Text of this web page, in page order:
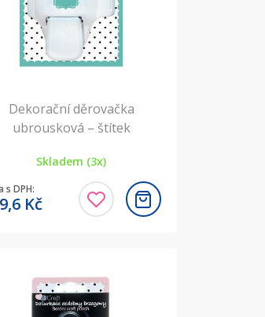
Dekorační děrovačka
ubrousková – štítek
Skladem (3x)
s DPH:
Kč